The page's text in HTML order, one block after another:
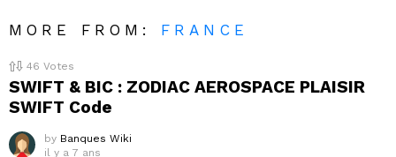
MORE FROM: FRANCE
46 Votes
SWIFT & BIC : ZODIAC AEROSPACE PLAISIR
SWIFT Code
by Banques Wiki
il y a 7 ans